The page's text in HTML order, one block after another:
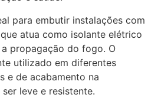
para embutir instalações com
atua como isolante elétrico
propagação do fogo. O
utilizado em diferentes
e de acabamento na
leve e resistente.